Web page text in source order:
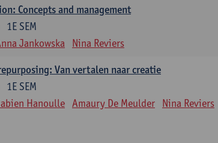
Concepts and management
1E SEM
Jankowska Nina Reviers
Van vertalen naar creatie
1E SEM
Hanoulle Amaury De Meulder Nina Reviers